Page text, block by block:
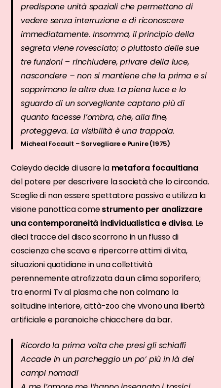
predispone unità spaziali che permettono di
vedere senza interruzione e di riconoscere
immediatamente. Insomma, il principio della
segreta viene rovesciato; o piuttosto delle sue
tre funzioni – rinchiudere, privare della luce,
nascondere – non si mantiene che la prima e si
sopprimono le altre due. La piena luce e lo
sguardo di un sorvegliante captano più di
quanto facesse l’ombra, che, alla fine,
proteggeva. La visibilità è una trappola.
Micheal Focault – Sorvegliare e Punire (1975)
Caleydo decide di usare la metafora focaultiana
del potere per descrivere la società che lo circonda.
Sceglie di non essere spettatore passivo e utilizza la
visione panottica comestrumento per analizzare
una contemporaneità individualistica e divisa. Le
dieci tracce del disco scorrono in un flusso di
coscienza che scava e ripercorre attimi di vita,
situazioni quotidiane in una collettività
perennemente atrofizzata da un clima soporifero;
tra enormi Tv al plasma che non colmano la
solitudine interiore, città-zoo che vivono una libertà
artificiale e paranoiche chiacchere da bar.
Ricordo la prima volta che presi gli schiaffi
Accade in un parcheggio un po’ più in là dei
campi nomadi